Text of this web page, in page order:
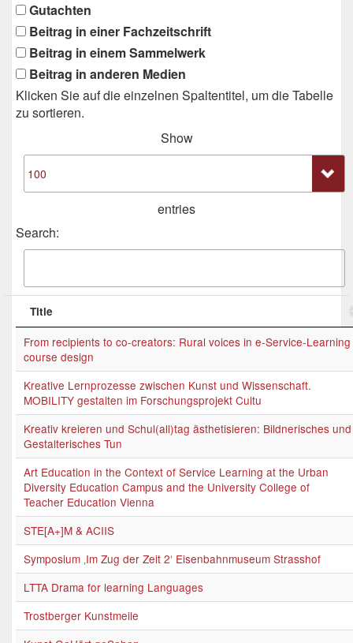
Gutachten
Beitrag in einer Fachzeitschrift
Beitrag in einem Sammelwerk
Beitrag in anderen Medien
Klicken Sie auf die einzelnen Spaltentitel, um die Tabelle
zu sortieren.
Show
entries
Search:
Title
From recipients to co-creators: Rural voices in e-Service-Learning
course design
Kreative Lernprozesse zwischen Kunst und Wissenschaft.
MOBILITY gestalten im Forschungsprojekt Cultu
Kreativ kreieren und Schul(all)tag ästhetisieren: Bildnerisches und
Gestalterisches Tun
Art Education in the Context of Service Learning at the Urban
Diversity Education Campus and the University College of
Teacher Education Vienna
STE[A+]M & ACIIS
Symposium ‚Im Zug der Zeit 2‘ Eisenbahnmuseum Strasshof
LTTA Drama for learning Languages
Trostberger Kunstmeile